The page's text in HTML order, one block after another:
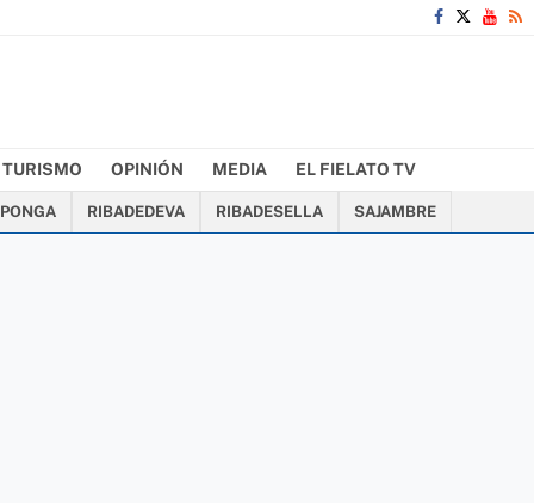
TURISMO OPINIÓN MEDIA EL FIELATO TV
PONGA RIBADEDEVA RIBADESELLA SAJAMBRE